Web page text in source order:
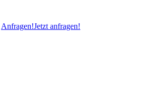
Anfragen!Jetzt anfragen!